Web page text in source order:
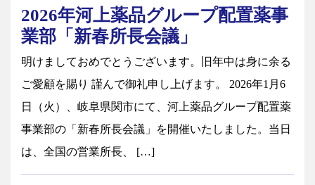
2026年河上薬品グループ配置薬事
業部「新春所長会議」
明けましておめでとうございます。旧年中は身に余る
ご愛顧を賜り 謹んで御礼申し上げます。 2026年1月6
日（火）、岐阜県関市にて、河上薬品グループ配置薬
事業部の「新春所長会議」を開催いたしました。当日
は、全国の営業所長、 […]